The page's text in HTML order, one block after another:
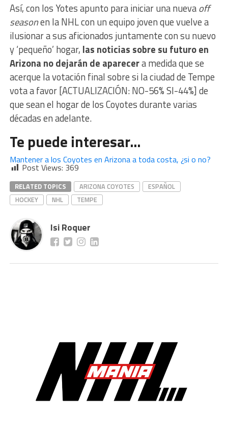
Así, con los Yotes apunto para iniciar una nuevaoff
seasonen la NHL con un equipo joven que vuelve a
ilusionar a sus aficionados juntamente con su nuevo
y ‘pequeño’ hogar, las noticias sobre su futuro en
Arizona no dejarán de aparecera medida que se
acerque la votación final sobre si la ciudad de Tempe
vota a favor [ACTUALIZACIÓN: NO-56% SI-44%] de
que sean el hogar de los Coyotes durante varias
décadas en adelante.
Te puede interesar…
Mantener a los Coyotes en Arizona a toda costa, ¿si o no?
Post Views: 369
RELATED TOPICS ARIZONA COYOTES
ESPAÑOL
HOCKEY
NHL TEMPE
Isi Roquer